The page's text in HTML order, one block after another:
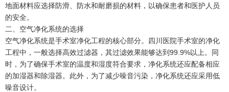
地面材料应选择防滑、防水和耐磨损的材料，以确保患者和医护人员
的安全。
二、空气净化系统的选择
空气净化系统是手术室净化工程的核心部分。四川医院手术室的净化
工程中，一般选择高效过滤器，其过滤效果能够达到99.9%以上。同
时，为了确保手术室的温度和湿度符合要求，净化系统还应配备相应
的加湿器和除湿器。此外，为了减少噪音污染，净化系统还应采用低
噪音设计。